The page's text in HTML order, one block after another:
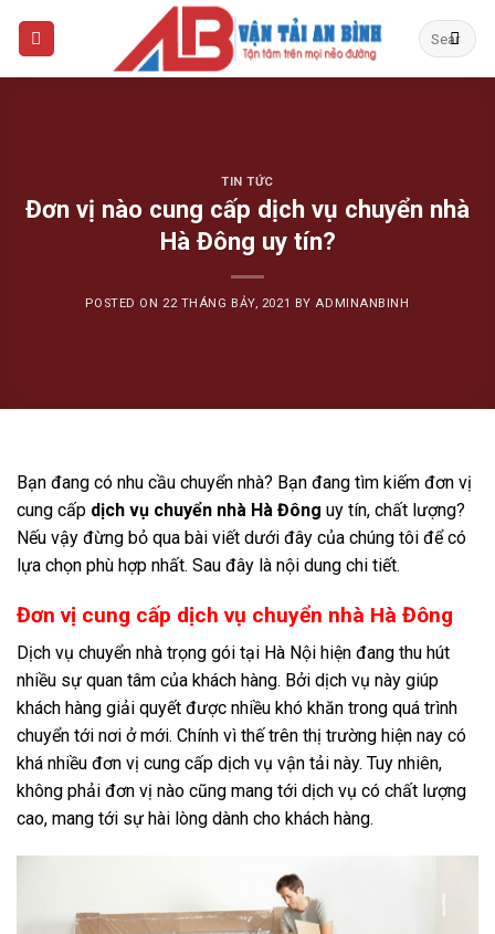
TIN TỨC
Đơn vị nào cung cấp dịch vụ chuyển nhà
Hà Đông uy tín?
POSTED ON 22 THÁNG BẢY, 2021 BYADMINANBINH
Bạn đang có nhu cầu chuyển nhà? Bạn đang tìm kiếm đơn vị
cung cấp dịch vụ chuyển nhà Hà Đông uy tín, chất lượng?
Nếu vậy đừng bỏ qua bài viết dưới đây của chúng tôi để có
lựa chọn phù hợp nhất. Sau đây là nội dung chi tiết.
Đơn vị cung cấp dịch vụ chuyển nhà Hà Đông
Dịch vụ chuyển nhà trọng gói tại Hà Nội hiện đang thu hút
nhiều sự quan tâm của khách hàng. Bởi dịch vụ này giúp
khách hàng giải quyết được nhiều khó khăn trong quá trình
chuyển tới nơi ở mới. Chính vì thế trên thị trường hiện nay có
khá nhiều đơn vị cung cấp dịch vụ vận tải này. Tuy nhiên,
không phải đơn vị nào cũng mang tới dịch vụ có chất lượng
cao, mang tới sự hài lòng dành cho khách hàng.